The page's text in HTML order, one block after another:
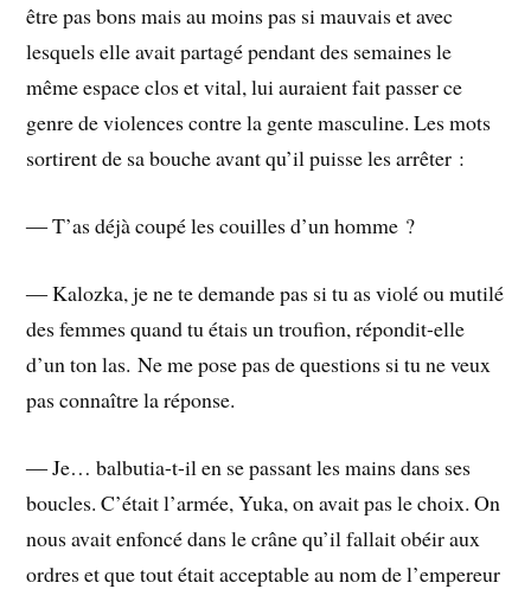
être pas bons mais au moins pas si mauvais et avec
lesquels elle avait partagé pendant des semaines le
même espace clos et vital, lui auraient fait passer ce
genre de violences contre la gente masculine. Les mots
sortirent de sa bouche avant qu’il puisse les arrêter :
― T’as déjà coupé les couilles d’un homme ?
― Kalozka, je ne te demande pas si tu as violé ou mutilé
des femmes quand tu étais un troufion, répondit-elle
d’un ton las. Ne me pose pas de questions si tu ne veux
pas connaître la réponse.
― Je… balbutia-t-il en se passant les mains dans ses
boucles. C’était l’armée, Yuka, on avait pas le choix. On
nous avait enfoncé dans le crâne qu’il fallait obéir aux
ordres et que tout était acceptable au nom de l’empereur